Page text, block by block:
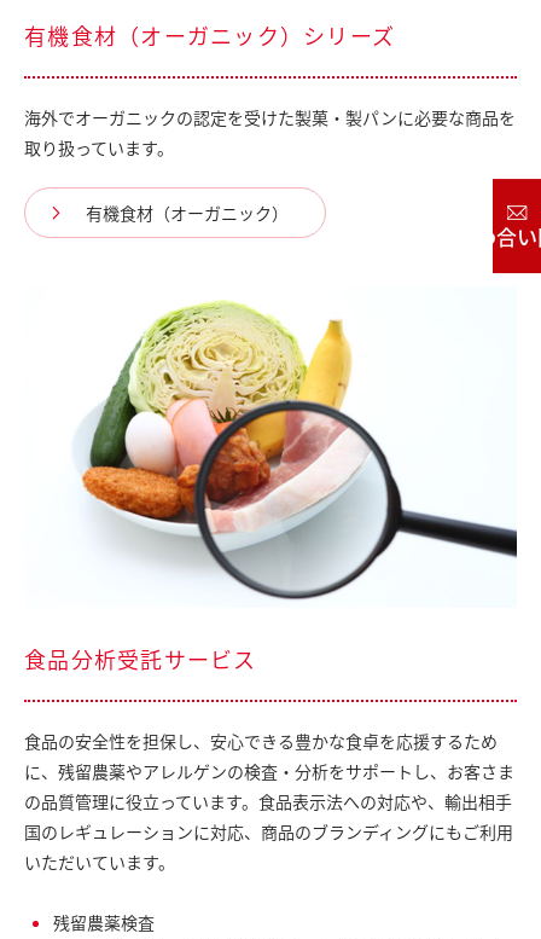
有機食材（オーガニック）シリーズ
海外でオーガニックの認定を受けた製菓・製パンに必要な商品を
取り扱っています。
有機食材（オーガニック）
食品分析受託サービス
食品の安全性を担保し、安心できる豊かな食卓を応援するため
に、残留農薬やアレルゲンの検査・分析をサポートし、お客さま
の品質管理に役立っています。食品表示法への対応や、輸出相手
国のレギュレーションに対応、商品のブランディングにもご利用
いただいています。
残留農薬検査